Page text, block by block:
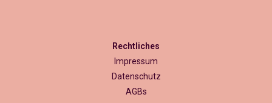
Rechtliches
Impressum
Datenschutz
AGBs